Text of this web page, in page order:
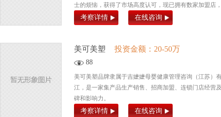
士的烦恼，获得了市场高度认可，现已拥有数家加盟店
考察详情 在线咨询
美可美塑 投资金额：20-50万
88
美可美塑品牌隶属于吉嬷嬷母婴健康管理咨询（江苏）
江，是一家集产品生产销售、招商加盟、连锁门店经营
碑和影响力。
考察详情 在线咨询